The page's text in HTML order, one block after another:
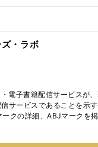
・ラボ
電子書籍配信サービスが
サービスであることを示
クの詳細、ABJマークを